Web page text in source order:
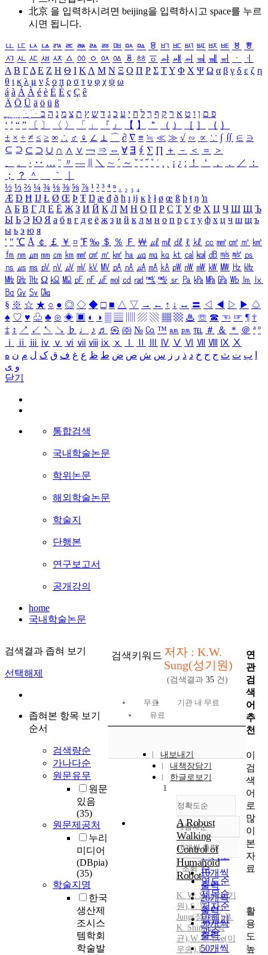
北京 을 입력하시려면 beijing을 입력하시고 space를 누르
시면 됩니다.
ㅥ ㅦ ㅧ ㅨ ㅩ ㅪ ㅫ ㅬ ㅭ ㅮ ㅯ ㅰ ㅱ ㅲ ㅳ ㅴ ㅵ ㅶ ㅷ ㅸ
ㅹ
ㅺ ㅻ ㅼ ㅽ ㅾ ㅿ ㆀ ㆁ ㆂ ㆃ ㆄ ㆅ ㆆ ㆇ ㆈ ㆉ ㆊ ㆋ ㆌ ㆍ
ㆎ
Α Β ΓΔ Ε Ζ Η Θ Ι ΚΛ Μ Ν Ξ Ο Π Ρ Σ ΤΥ Φ Χ Ψ Ω α β γ δ ε ζ η
θ ι κ λ μ ν ξ ο π ρ σ τ υ φ χ ψ ω
á à Á À é è É È ç Ç ê
Ä Ö Ü ä ö ü ß
ִֶֹ ֻּ ׁׂ פ ם ן ו ט א ר ק ף ך ל ח י ע כ ג ד ש ץ ת צ מ נ ה ב
‘ ’ “ ” 〔 〕 〈 〉 「 」 『 』 【 】 ＂ （ ） ［ ］ ｛ ｝
± × ÷ ≠ ≤ ≥ ∞ ∴ ♂ ♀ ∠ ⊥ ⌒ ∂ ∇ ≡ ≒ ≪ ≫ √ ∽ ∝ ∵ ∫ ∬ ∈ ∋
⊆ ⊇ ⊂ ⊃ ∪ ∩ ∧ ∨ ￢ ⇒ ⇔ ∀ ∃ ∮ ∑ ∏ ＋ － ＜ ＝
＞
、
。 · ‥ … ¨ 〃 ― ＼ ∼ ´ ～ ˇ ˘ ˝ ˚ ˙ ¸ ¡ ¿ ː ！ ＇ ， ． ／
：
；
？ ＾ ｀
½ ⅓ ⅔ ¼ ¾ ⅛ ⅜ ⅝ ⅞ ¹ ² ³ ⁴ ⁿ ₁ ₂ ₃ ₄
Æ Ð Ħ Ĳ Ł Ø Œ Þ Ŧ Ŋ æ đ ð ħ ı ĳ ĸ ŀ ł ø œ ß þ ŧ ŋ ŉ
А Б В Г Д Е Ё Ж З И Й К Л М Н О П Р С Т У Ф Х Ц Ч Ш Щ Ъ
Ы Ь Э Ю Я а б в г д е ё ж з и й к л м н о п р с т у ф х ц ч ш щ ъ
ы ь э ю я
′ ″ ℃ Å ￠ ￡ ￥ ¤ ℉ ‰ ＄ ％ Ｆ ￦ ㎕ ㎖ ㎗ ℓ ㎘ ㏄ ㎣ ㎤ ㎥ ㎦
㎙ ㎚ ㎛ ㎜ ㎝ ㎞ ㎟ ㎠ ㎡ ㎢ ㏊ ㎍ ㎎ ㎏ ㏏ ㎈ ㎉ ㏈ ㎧ ㎨ ㎰
㎱ ㎲ ㎳ ㎴ ㎵ ㎶ ㎷ ㎸ ㎹ ㎀ ㎁ ㎂ ㎃ ㎄ ㎺ ㎻ ㎽ ㎾ ㎿ ㎐ ㎑
㎒ ㎓ ㎔ Ω ㏀ ㏁ ㎊ ㎋ ㎌ ㏖ ㏅ ㎭ ㎮ ㎯ ㏛ ㎩ ㎪ ㎫ ㎬ ㏝ ㏐
㏓
㏃ ㏉ ㏜ ㏆
§ ※ ☆ ★ ○ ● ◎ ◇ ◆ □ ■ △ ▽ → ← ↑ ↓ ↔ 〓 ◁ ◀ ▷ ▶ ♤
♠ ♡ ♥ ♧ ♣ ⊙ ◈ ▣ ◐ ◑ ▒ ▤ ▨ ▧ ▦ ▩ ♨ ☏ ☎ ☜ ☞ ¶ †
‡ ↕ ↗ ↙ ↖ ↘ ♭ ♩ ♪ ♬ ㉿ ㈜ № ㏇ ™ ㏂ ㏘ ℡ ＃ ＆ ＊ ＠ ª º
ⅰ
ⅱ ⅲ ⅳ ⅴ ⅵ ⅶ ⅷ ⅸ ⅹ Ⅳ Ⅴ Ⅵ Ⅶ Ⅷ Ⅸ Ⅹ
ب ت ث ج ح خ د ذ ر ز س ش ص ض ط ظ ع غ ف ق ک ل م ن ه
و ی
닫기
통합검색
국내학술논문
학위논문
해외학술논문
학술지
단행본
연구보고서
공개강의
home
국내학술논문
검색결과 좁혀 보기
선택해제
좁혀본 항목 보기
순서
검색량순
가나다순
원문유무
원문
있음
(35)
원문제공처
누리
미디어
(DBpia)
(35)
학술지명
한국
생산제
조시스
템학회
학술발
검색키워드 저자 : K.W.
Sung(성기원)
(검색결과 35 건)
무료
기관 내 무료
유료
내보내기
내책장담기
한글로보기
정확도순
정확도
순
인기도
순
연도순
제목순
저자순
발행기
관순
내림차순
내림차순
10개씩 출력
10개씩
출력
20개씩
출력
30개씩
출력
50개씩
조회
1
A Robust
Walking
Control of
Humanoid
Robot
K. W. Sung(성기
원),S. W.
Jung(정성원),B.
K. Shim(심병
균),W.S. Lee(이
우송),E. T.
연
관
검
색
어
추
천
이
검
색
어
로
많
이
본
자
료
활
용
도
높